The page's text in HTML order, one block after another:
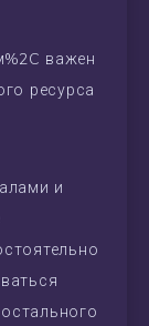
важен
ресурса
и